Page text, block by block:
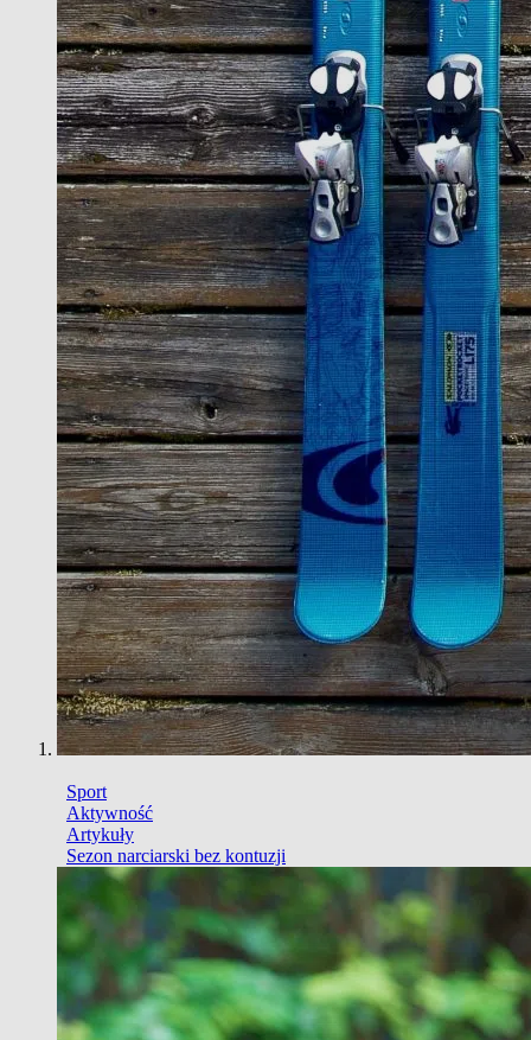
Sport
Aktywność
Artykuły
Sezon narciarski bez kontuzji